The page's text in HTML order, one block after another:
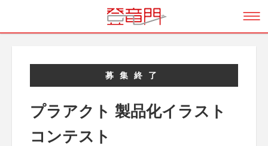
募集終了
プラアクト 製品化イラスト
コンテスト